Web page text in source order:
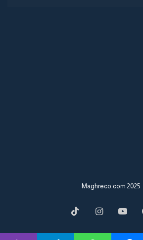
2025 Maghreco.com
Facebook
YouTube
Instagram